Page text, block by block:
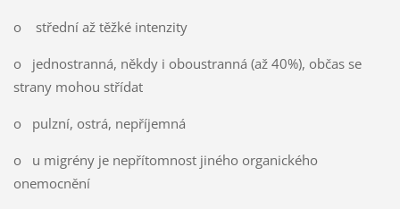
o střední až těžké intenzity
o
jednostranná, někdy i oboustranná (až 40%), občas se
strany mohou střídat
o pulzní, ostrá, nepříjemná
o
u migrény je nepřítomnost jiného organického
onemocnění